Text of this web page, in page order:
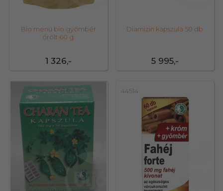
1 326,-
Bio menü bio gyömbér
őrölt 60 g
5 995,-
Diamizin kapszula 50 db
23555 44514